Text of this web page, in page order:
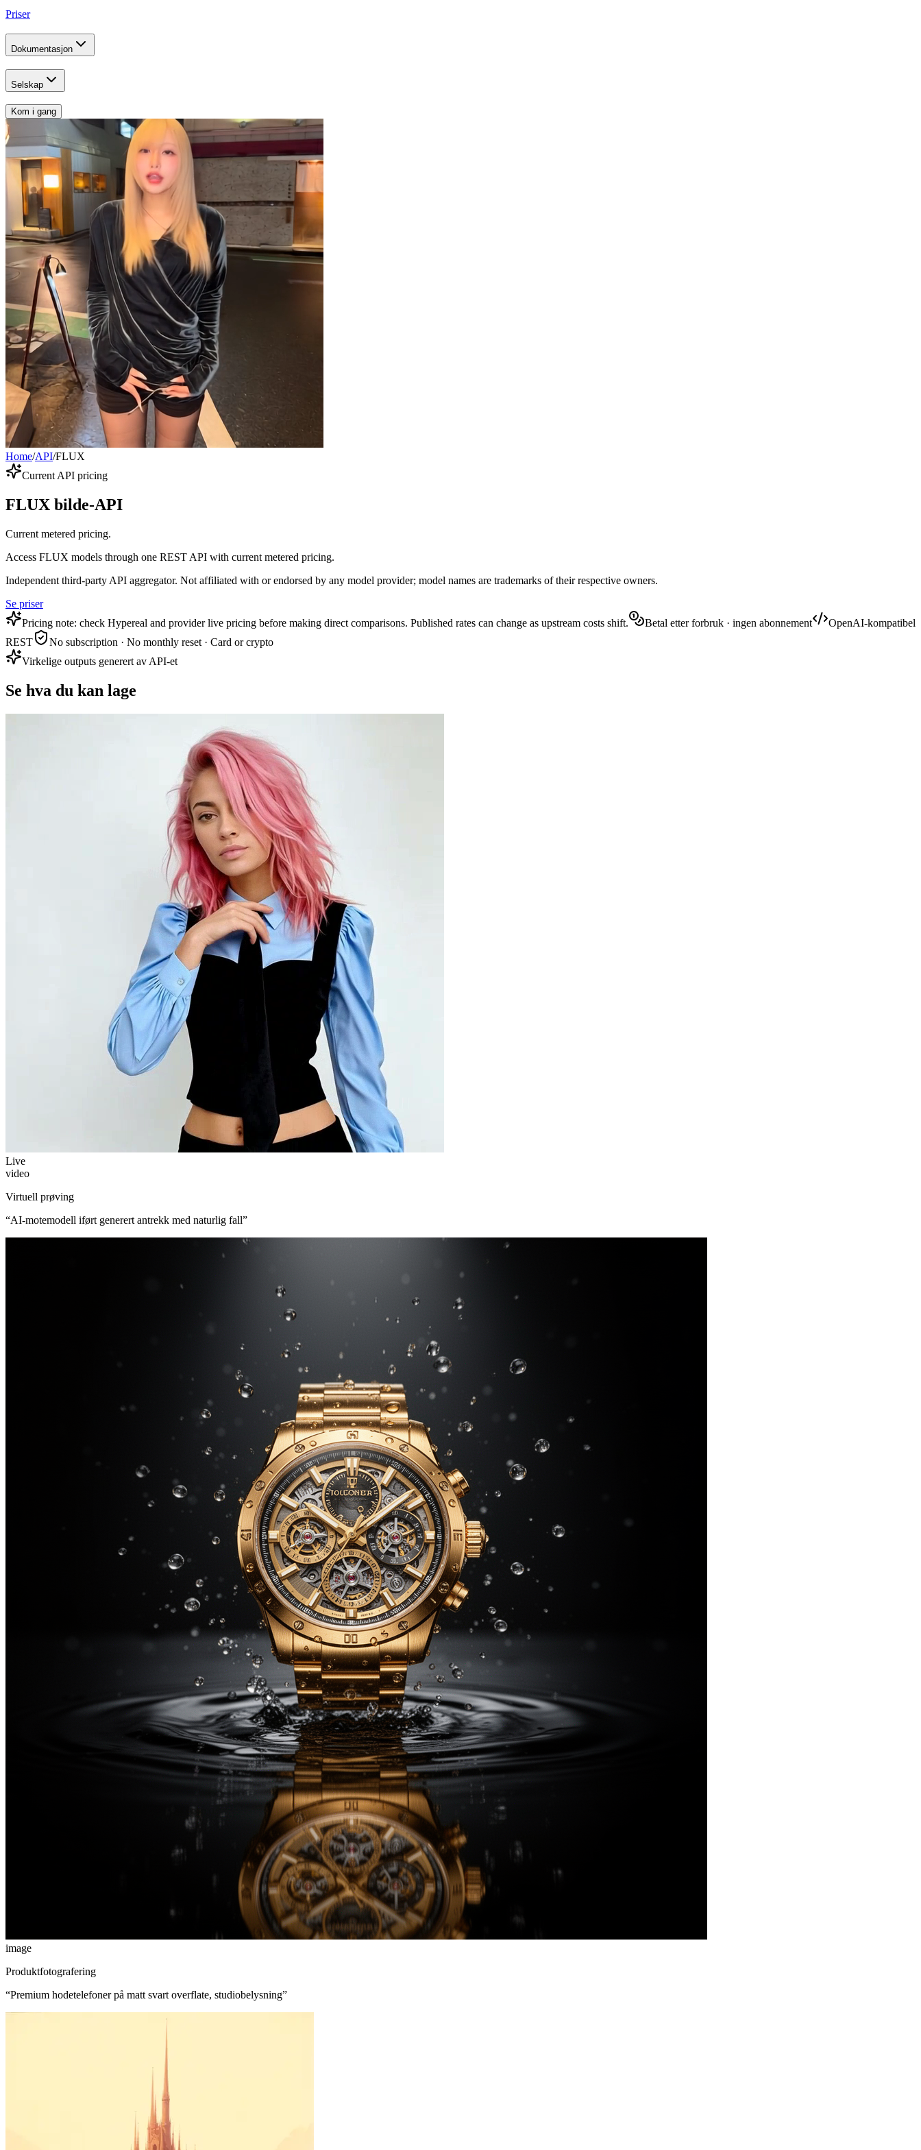
Priser
Dokumentasjon
Selskap
Kom i gang
Home/API/FLUX
Current API pricing
FLUX bilde-API
Current metered pricing.
Access FLUX models through one REST API with current metered pricing.
Independent third-party API aggregator. Not affiliated with or endorsed by any model provider; model names are trademarks of their respective owners.
Se priser
Pricing note: check Hypereal and provider live pricing before making direct comparisons. Published rates can change as upstream costs shift.
Betal etter forbruk · ingen abonnement
OpenAI-kompatibel
REST
No subscription · No monthly reset · Card or crypto
Virkelige outputs generert av API-et
Se hva du kan lage
Live
video
Virtuell prøving
“AI-motemodell iført generert antrekk med naturlig fall”
image
Produktfotografering
“Premium hodetelefoner på matt svart overflate, studiobelysning”